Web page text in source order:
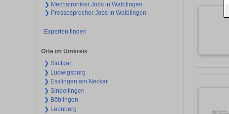
❯ Mechatroniker Jobs in Waiblingen
❯ Pressesprecher Jobs in Waiblingen
Experten finden
Orte im Umkreis
❯ Stuttgart
❯ Ludwigsburg
❯ Esslingen am Neckar
❯ Sindelfingen
❯ Böblingen
❯ Leonberg